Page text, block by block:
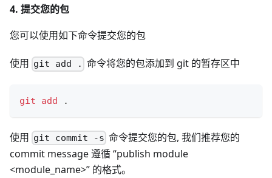
4. 提交您的包
您可以使用如下命令提交您的包
使用 git add . 命令将您的包添加到 git 的暂存区中
git add .
使用 git commit -s 命令提交您的包, 我们推荐您的
commit message 遵循 “publish module
<module_name>” 的格式。